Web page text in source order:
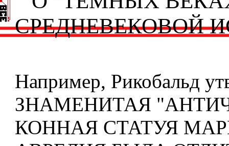
СРЕДНЕВЕКОВОЙ
Например, Рикобальд
ЗНАМЕНИТАЯ
КОННАЯ СТАТУЯ